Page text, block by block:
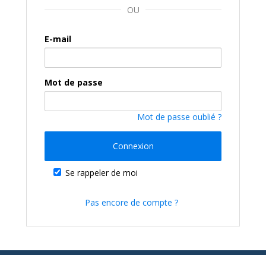
OU
E-mail
Mot de passe
Mot de passe oublié ?
Connexion
Se rappeler de moi
Pas encore de compte ?